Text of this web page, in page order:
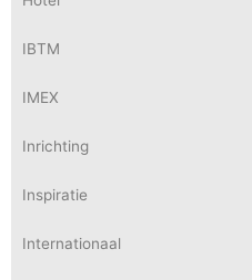
IBTM
IMEX
Inrichting
Inspiratie
Internationaal